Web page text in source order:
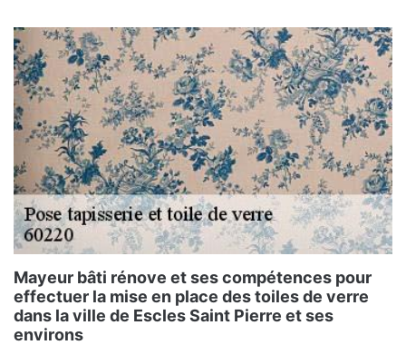
Mayeur bâti rénove et ses compétences pour
effectuer la mise en place des toiles de verre
dans la ville de Escles Saint Pierre et ses
environs